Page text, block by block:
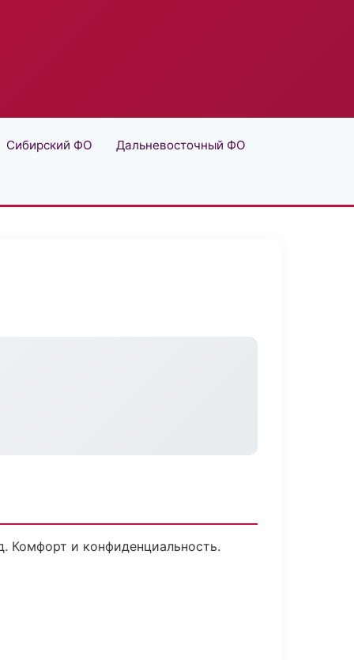
Сибирский ФО Дальневосточный ФО
Комфорт и конфиденциальность.